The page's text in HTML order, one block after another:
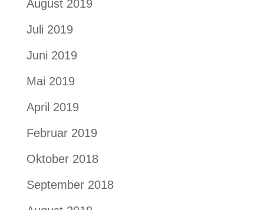
August 2019
Juli 2019
Juni 2019
Mai 2019
April 2019
Februar 2019
Oktober 2018
September 2018